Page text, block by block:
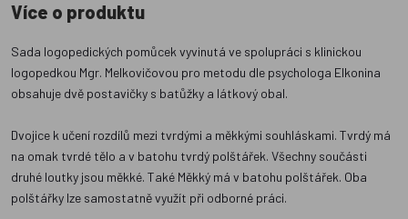
Více o produktu
Sada logopedických pomůcek vyvinutá ve spolupráci s klinickou
logopedkou Mgr. Melkovičovou pro metodu dle psychologa Elkonina
obsahuje dvě postavičky s batůžky a látkový obal.
Dvojice k učení rozdílů mezi tvrdými a měkkými souhláskami. Tvrdý má
na omak tvrdé tělo a v batohu tvrdý polštářek. Všechny součásti
druhé loutky jsou měkké. Také Měkký má v batohu polštářek. Oba
polštářky lze samostatně využít při odborné práci.